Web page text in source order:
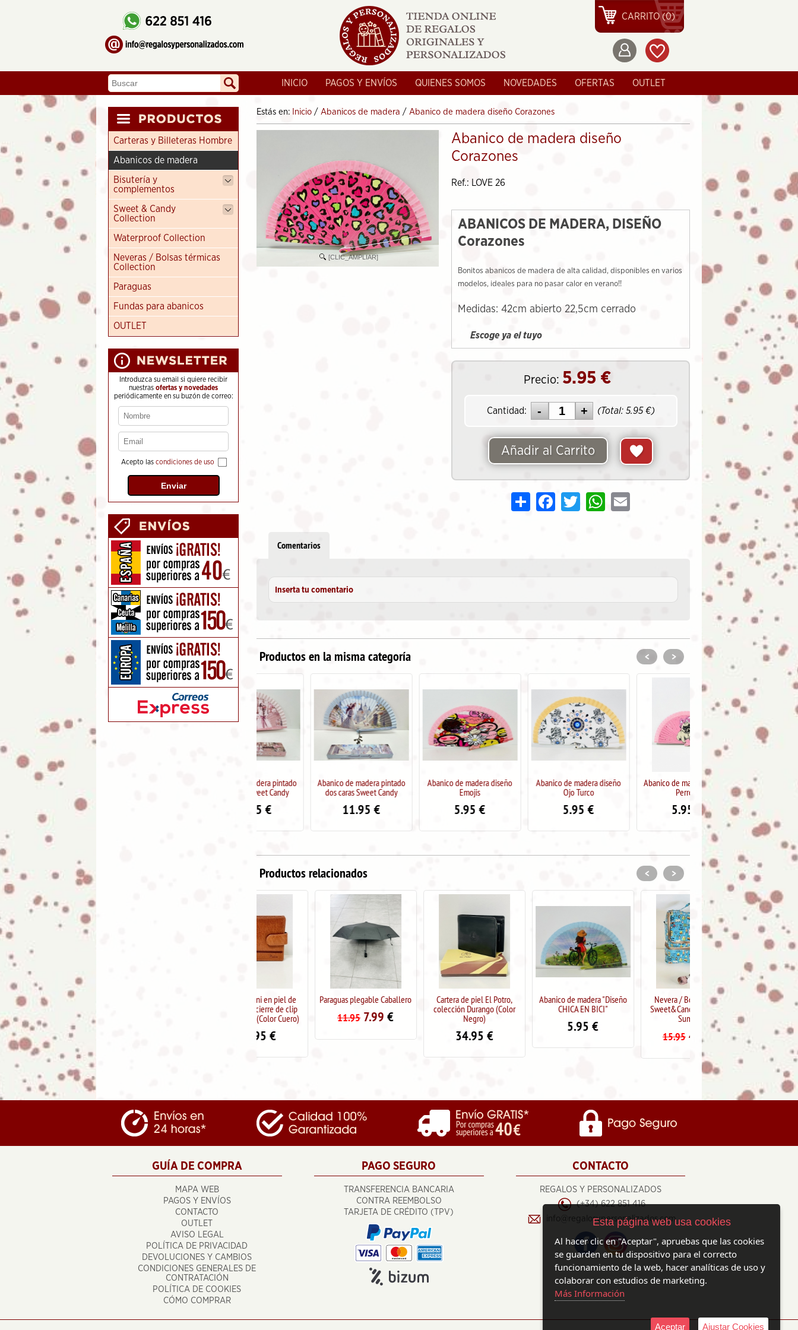
CARRITO (0)
INICIO PAGOS Y ENVÍOS QUIENES SOMOS NOVEDADES OFERTAS OUTLET
Carteras y Billeteras Hombre
Abanicos de madera
Bisutería y
complementos
Sweet & Candy
Collection
Waterproof Collection
Neveras / Bolsas térmicas
Collection
Paraguas
Fundas para abanicos
OUTLET
Introduzca su email si quiere recibir
nuestras ofertas y novedades
periódicamente en su buzón de correo:
Acepto las condiciones de uso
Estás en: Inicio / Abanicos de madera / Abanico de madera diseño Corazones
[CLIC_AMPLIAR]
Abanico de madera diseño
Corazones
Ref.: LOVE 26
ABANICOS DE MADERA, DISEÑO
Corazones
Bonitos abanicos de madera de alta calidad, disponibles en varios
modelos, ideales para no pasar calor en verano!!
Medidas: 42cm abierto 22,5cm cerrado
Escoge ya el tuyo
Precio: 5.95 €
Cantidad: (Total: 5.95€)
Añadir al Carrito
Share FacebookTwitter WhatsApp
Comentarios
Inserta tu comentario
Productos en la misma categoría
Abanico de madera pintado
dos caras Sweet Candy
Abanico de madera diseño
Abanico de madera diseño
Abanico de madera "Diseño
Abanico de madera pintado
dos caras Sweet Candy
11.95€
< >
Productos relacionados
Paraguas plegable Caballero
11.95 €
Cartera de piel El Potro,
colección Durango (Color
34.95
Abanico de madera "Diseño
CHICA EN BICI"
Nevera / Bolsa Térmica
Sweet&Candy estampado
€
Cartera de piel El Potro,
colección Roma (Color
MARRON)
34.95
< >
GUÍA DE COMPRA
MAPA WEB
PAGOS Y ENVÍOS
CONTACTO
OUTLET
AVISO LEGAL
POLÍTICA DE PRIVACIDAD
DEVOLUCIONES Y CAMBIOS
CONDICIONES GENERALES DE
CONTRATACIÓN
POLÍTICA DE COOKIES
CÓMO COMPRAR
PAGO SEGURO
TRANSFERENCIA BANCARIA
CONTRA REEMBOLSO
TARJETA DE CRÉDITO (TPV)
CONTACTO
REGALOS Y PERSONALIZADOS
(+34) 622 851 416
info@regalosypersonalizados.com
Esta página web usa cookies
Al hacer clic en "Aceptar", apruebas que las cookies
se guarden en tu dispositivo para el correcto
funcionamiento de la web, hacer analíticas de uso y
colaborar con estudios de marketing.
Más Información
Aceptar Ajustar Cookies